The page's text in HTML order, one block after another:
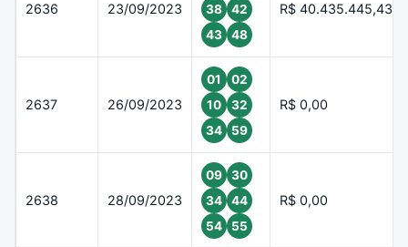
2636 23/09/2023
38
42
43
48
R$ 40.435.445,43
2637 26/09/2023
01
02
10
32
34
59
R$ 0,00
2638 28/09/2023
09
30
34
44
54
55
R$ 0,00